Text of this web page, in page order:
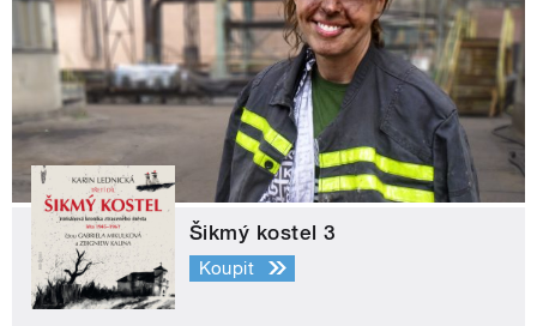
Šikmý kostel 3
Koupit